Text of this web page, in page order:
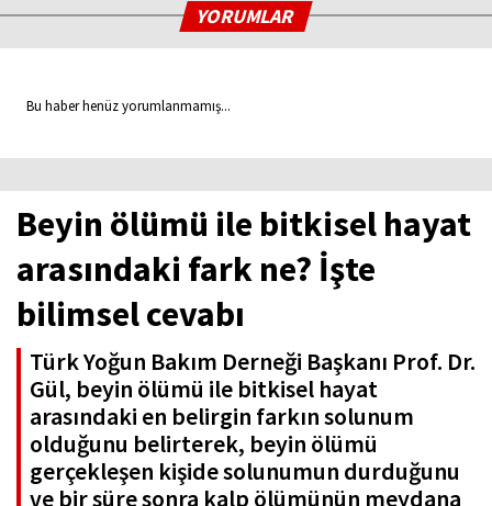
YORUMLAR
Bu haber henüz yorumlanmamış...
Beyin ölümü ile bitkisel hayat
arasındaki fark ne? İşte
bilimsel cevabı
Türk Yoğun Bakım Derneği Başkanı Prof. Dr.
Gül, beyin ölümü ile bitkisel hayat
arasındaki en belirgin farkın solunum
olduğunu belirterek, beyin ölümü
gerçekleşen kişide solunumun durduğunu
ve bir süre sonra kalp ölümünün meydana